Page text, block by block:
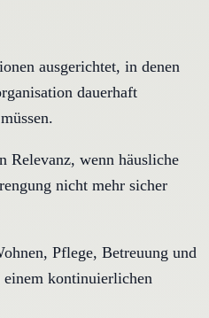
ausgerichtet, in denen
dauerhaft
Relevanz, wenn häusliche
nicht mehr sicher
Pflege, Betreuung und
kontinuierlichen